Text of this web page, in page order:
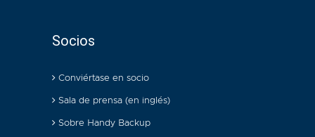
Socios
Conviértase en socio
Sala de prensa (en inglés)
Sobre Handy Backup